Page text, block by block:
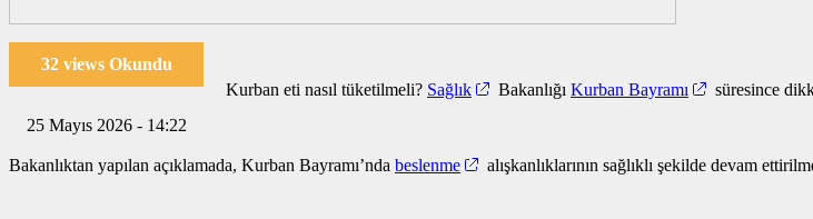
32 views Okundu
25 Mayıs 2026 - 14:22
Kurban eti nasıl tüketilmeli? Sağlık Bakanlığı Kurban Bayramı süresince
Bakanlıktan yapılan açıklamada, Kurban Bayramı’nda beslenme alışkanlıklarının sağlıklı şekilde devam